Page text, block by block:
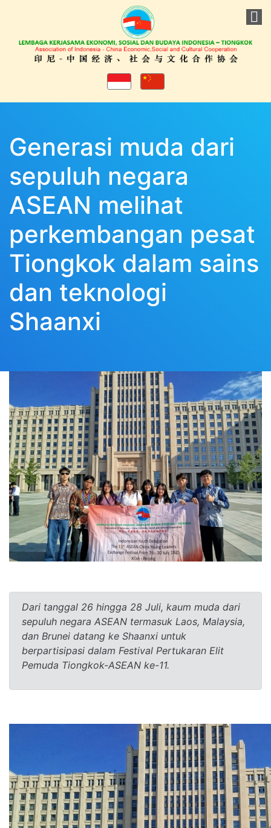
Generasi muda dari
sepuluh negara
ASEAN melihat
perkembangan pesat
Tiongkok dalam sains
dan teknologi
Shaanxi
Dari tanggal 26 hingga 28 Juli, kaum muda dari
sepuluh negara ASEAN termasuk Laos, Malaysia,
dan Brunei datang ke Shaanxi untuk
berpartisipasi dalam Festival Pertukaran Elit
Pemuda Tiongkok-ASEAN ke-11.